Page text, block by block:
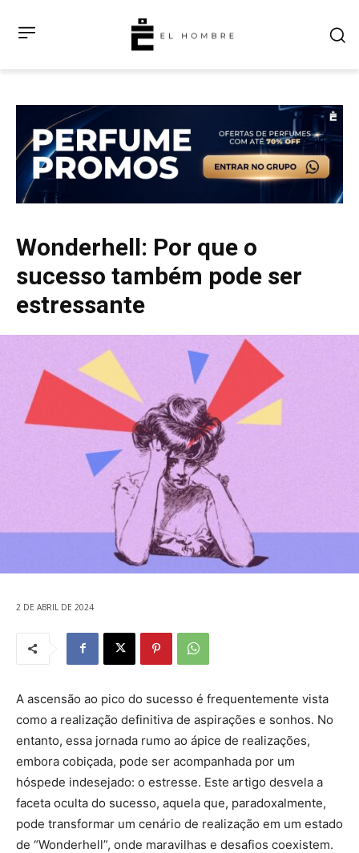
Wonderhell: Por que o
sucesso também pode ser
estressante
2 DE ABRIL DE 2024
A ascensão ao pico do sucesso é frequentemente vista
como a realização definitiva de aspirações e sonhos. No
entanto, essa jornada rumo ao ápice de realizações,
embora cobiçada, pode ser acompanhada por um
hóspede indesejado: o estresse. Este artigo desvela a
faceta oculta do sucesso, aquela que, paradoxalmente,
pode transformar um cenário de realização em um estado
de “Wonderhell”, onde maravilhas e desafios coexistem.